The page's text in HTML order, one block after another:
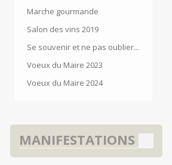
Marche gourmande
Salon des vins 2019
Se souvenir et ne pas oublier...
Voeux du Maire 2023
Voeux du Maire 2024
MANIFESTATIONS